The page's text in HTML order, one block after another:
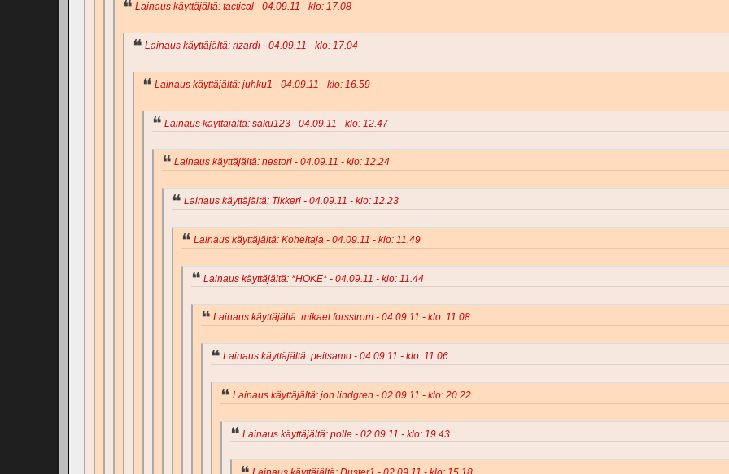
Lainaus käyttäjältä: tactical - 04.09.11 - klo: 17.08
Lainaus käyttäjältä: rizardi - 04.09.11 - klo: 17.04
Lainaus käyttäjältä: juhku1 - 04.09.11 - klo: 16.59
Lainaus käyttäjältä: saku123 - 04.09.11 - klo: 12.47
Lainaus käyttäjältä: nestori - 04.09.11 - klo: 12.24
Lainaus käyttäjältä: Tikkeri - 04.09.11 - klo: 12.23
Lainaus käyttäjältä: Koheltaja - 04.09.11 - klo: 11.49
Lainaus käyttäjältä: *HOKE* - 04.09.11 - klo: 11.44
Lainaus käyttäjältä: mikael.forsstrom - 04.09.11 - klo: 11.08
Lainaus käyttäjältä: peitsamo - 04.09.11 - klo: 11.06
Lainaus käyttäjältä: jon.lindgren - 02.09.11 - klo: 20.22
Lainaus käyttäjältä: polle - 02.09.11 - klo: 19.43